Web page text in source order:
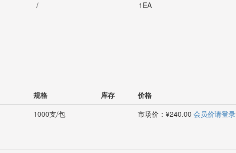
/ 1EA
规格 库存 价格
1000支/包 市场价：¥240.00 会员价请登录